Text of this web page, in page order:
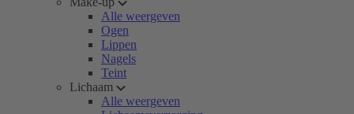
Alle weergeven
Ogen
Lippen
Nagels
Teint
Lichaam
Alle weergeven